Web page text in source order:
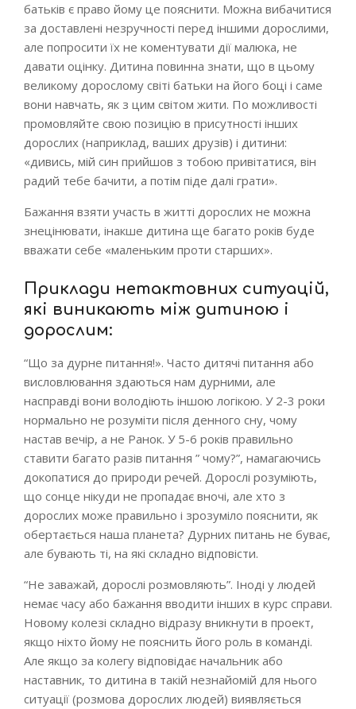
батьків є право йому це пояснити. Можна вибачитися
за доставлені незручності перед іншими дорослими,
але попросити їх не коментувати дії малюка, не
давати оцінку. Дитина повинна знати, що в цьому
великому дорослому світі батьки на його боці і саме
вони навчать, як з цим світом жити. По можливості
промовляйте свою позицію в присутності інших
дорослих (наприклад, ваших друзів) і дитини:
«дивись, мій син прийшов з тобою привітатися, він
радий тебе бачити, а потім піде далі грати».
Бажання взяти участь в житті дорослих не можна
знецінювати, інакше дитина ще багато років буде
вважати себе «маленьким проти старших».
Приклади нетактовних ситуацій,
які виникають між дитиною і
дорослим:
“Що за дурне питання!». Часто дитячі питання або
висловлювання здаються нам дурними, але
насправді вони володіють іншою логікою. У 2-3 роки
нормально не розуміти після денного сну, чому
настав вечір, а не Ранок. У 5-6 років правильно
ставити багато разів питання ” чому?”, намагаючись
докопатися до природи речей. Дорослі розуміють,
що сонце нікуди не пропадає вночі, але хто з
дорослих може правильно і зрозуміло пояснити, як
обертається наша планета? Дурних питань не буває,
але бувають ті, на які складно відповісти.
“Не заважай, дорослі розмовляють”. Іноді у людей
немає часу або бажання вводити інших в курс справи.
Новому колезі складно відразу вникнути в проект,
якщо ніхто йому не пояснить його роль в команді.
Але якщо за колегу відповідає начальник або
наставник, то дитина в такій незнайомій для нього
ситуації (розмова дорослих людей) виявляється